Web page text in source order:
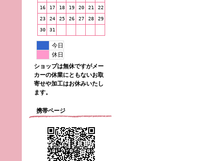
16 17 18 19 20 21 22
23 24 25 26 27 28 29
30 31
今日
休日
ショップは無休ですがメー
カーの休業にともないお取
寄せや加工はお休みいたし
ます。
携帯ページ